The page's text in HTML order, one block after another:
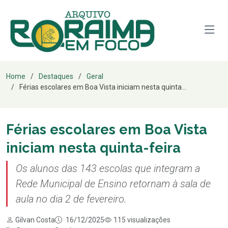
Home Destaques
Geral
Férias escolares em Boa Vista iniciam nesta quinta...
Férias escolares em Boa Vista
iniciam nesta quinta-feira
Os alunos das 143 escolas que integram a
Rede Municipal de Ensino retornam à sala de
aula no dia 2 de fevereiro.
Gilvan Costa 16/12/2025
115 visualizações